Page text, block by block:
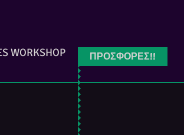
WORKSHOP ΠΡΟΣΦΟΡΕΣ!!